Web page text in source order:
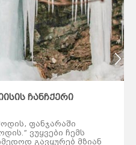
ჩანჩქერი
ფანჯარაში
ვუყვები ჩემს
გავყურებ მზიან